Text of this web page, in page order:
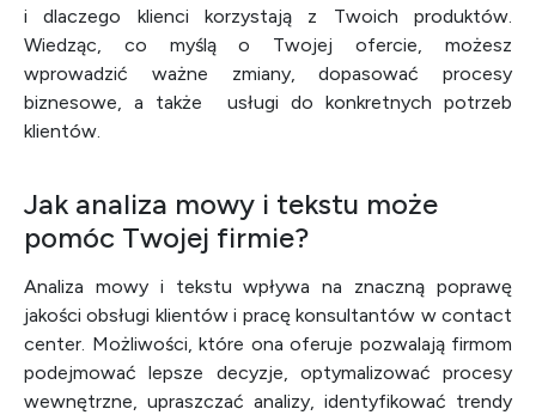
i dlaczego klienci korzystają z Twoich produktów.
Wiedząc, co myślą o Twojej ofercie, możesz
wprowadzić ważne zmiany, dopasować procesy
biznesowe, a także usługi do konkretnych potrzeb
klientów.
Jak analiza mowy i tekstu może
pomóc Twojej firmie?
Analiza mowy i tekstu wpływa na znaczną poprawę
jakości obsługi klientów i pracę konsultantów w contact
center. Możliwości, które ona oferuje pozwalają firmom
podejmować lepsze decyzje, optymalizować procesy
wewnętrzne, upraszczać analizy, identyfikować trendy